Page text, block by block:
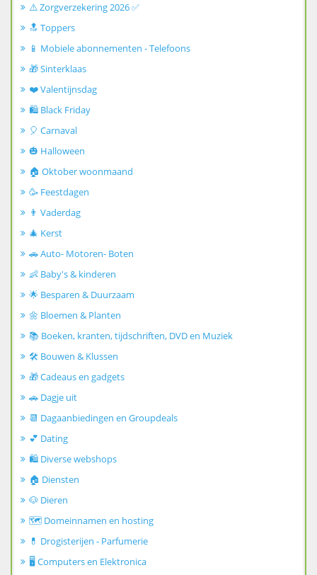
⚠️ Zorgverzekering 2026 ✅
🔝 Toppers
📱 Mobiele abonnementen - Telefoons
🎁 Sinterklaas
❤️ Valentijnsdag
🛍️ Black Friday
🎈 Carnaval
🎃 Halloween
🏠 Oktober woonmaand
🥳 Feestdagen
👨 Vaderdag
🎄 Kerst
🚗 Auto- Motoren- Boten
👶 Baby's & kinderen
🌟 Besparen & Duurzaam
🌼 Bloemen & Planten
📚 Boeken, kranten, tijdschriften, DVD en Muziek
🛠️ Bouwen & Klussen
🎁 Cadeaus en gadgets
🚗 Dagje uit
📆 Dagaanbiedingen en Groupdeals
💕 Dating
🛍️ Diverse webshops
🏠 Diensten
🐶 Dieren
🗺️ Domeinnamen en hosting
💊 Drogisterijen - Parfumerie
🖥️ Computers en Elektronica